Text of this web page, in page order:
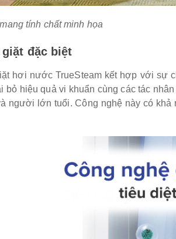
tính chất minh họa
đặc biệt
hơi nước TrueSteam kết hợp với sự
bỏ hiệu quả vi khuẩn cùng các tác
người lớn tuổi. Công nghệ này có